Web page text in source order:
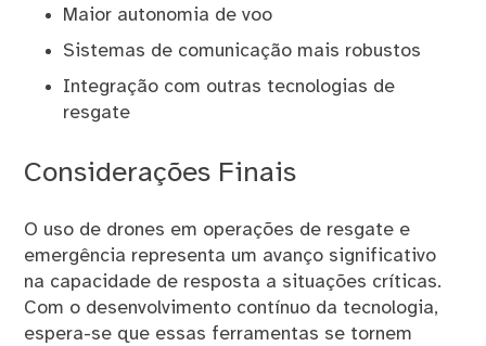
Maior autonomia de voo
Sistemas de comunicação mais robustos
Integração com outras tecnologias de
resgate
Considerações Finais
O uso de drones em operações de resgate e
emergência representa um avanço significativo
na capacidade de resposta a situações críticas.
Com o desenvolvimento contínuo da tecnologia,
espera-se que essas ferramentas se tornem